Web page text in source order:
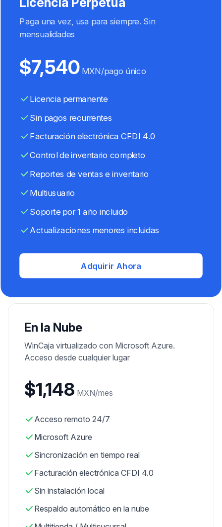
Paga una vez, usa para siempre. Sin
mensualidades
$7,540 MXN/pago único
Licencia permanente
Sin pagos recurrentes
Facturación electrónica CFDI 4.0
Control de inventario completo
Reportes de ventas e inventario
Multiusuario
Soporte por 1 año incluido
Actualizaciones menores incluidas
Adquirir Ahora
En la Nube
WinCaja virtualizado con Microsoft Azure.
Acceso desde cualquier lugar
$1,148 MXN/mes
Acceso remoto 24/7
Microsoft Azure
Sincronización en tiempo real
Facturación electrónica CFDI 4.0
Sin instalación local
Respaldo automático en la nube